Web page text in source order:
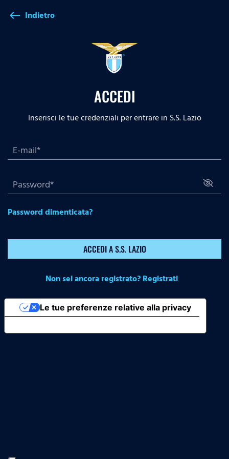
west Indietro
ACCEDI
Inserisci le tue credenziali per entrare in S.S. Lazio
Password dimenticata?
ACCEDI A S.S. LAZIO
Non sei ancora registrato? Registrati
Le tue preferenze relative alla privacy